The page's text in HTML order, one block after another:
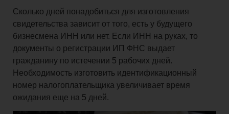
Сколько дней понадобиться для изготовления
свидетельства зависит от того, есть у будущего
бизнесмена ИНН или нет. Если ИНН на руках, то
документы о регистрации ИП ФНС выдает
гражданину по истечении 5 рабочих дней.
Необходимость изготовить идентификационный
номер налогоплательщика увеличивает время
ожидания еще на 5 дней.